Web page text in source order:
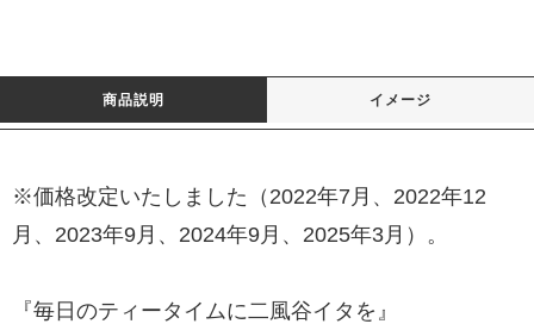
商品説明 イメージ
※価格改定いたしました（2022年7月、2022年12
月、2023年9月、2024年9月、2025年3月）。
『毎日のティータイムに二風谷イタを』